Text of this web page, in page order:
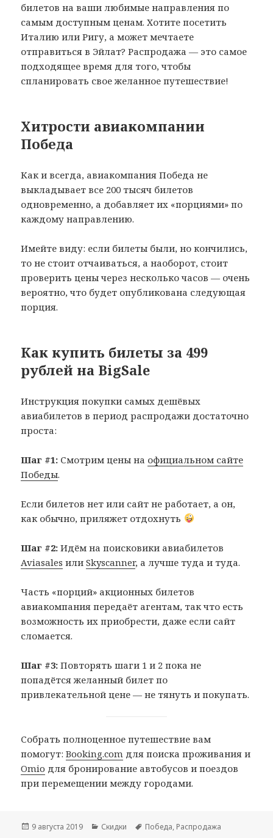
билетов на ваши любимые направления по
самым доступным ценам. Хотите посетить
Италию или Ригу, а может мечтаете
отправиться в Эйлат? Распродажа — это самое
подходящее время для того, чтобы
спланировать свое желанное путешествие!
Хитрости авиакомпании
Победа
Как и всегда, авиакомпания Победа не
выкладывает все 200 тысяч билетов
одновременно, а добавляет их «порциями» по
каждому направлению.
Имейте виду: если билеты были, но кончились,
то не стоит отчаиваться, а наоборот, стоит
проверить цены через несколько часов — очень
вероятно, что будет опубликована следующая
порция.
Как купить билеты за 499
рублей на BigSale
Инструкция покупки самых дешёвых
авиабилетов в период распродажи достаточно
проста:
Шаг #1: Смотрим цены на официальном сайте
Победы.
Если билетов нет или сайт не работает, а он,
как обычно, приляжет отдохнуть
Шаг #2: Идём на поисковики авиабилетов
Aviasales илиSkyscanner, а лучше туда и туда.
Часть «порций» акционных билетов
авиакомпания передаёт агентам, так что есть
возможность их приобрести, даже если сайт
сломается.
Шаг #3: Повторять шаги 1 и 2 пока не
попадётся желанный билет по
привлекательной цене — не тянуть и покупать.
Собрать полноценное путешествие вам
помогут:Booking.com для поиска проживания и
Omio для бронирование автобусов и поездов
при перемещении между городами.
Опубликовано
9 августа 2019 Рубрики
Скидки Метки
Победа, Распродажа